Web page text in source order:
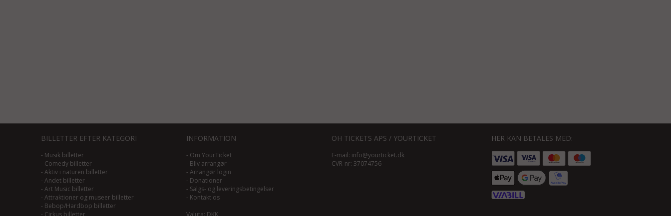
BILLETTER EFTER KATEGORI
- Musik billetter
- Comedy billetter
- Aktiv i naturen billetter
- Andet billetter
- Art Music billetter
- Attraktioner og museer billetter
- Bebop/Hardbop billetter
- Cirkus billetter
INFORMATION
- Om YourTicket
- Bliv arrangør
- Arrangør login
- Donationer
- Salgs- og leveringsbetingelser
- Kontakt os
Valuta: DKK
OH TICKETS APS / YOURTICKET
E-mail: info@yourticket.dk
CVR-nr: 37074756
HER KAN BETALES MED: